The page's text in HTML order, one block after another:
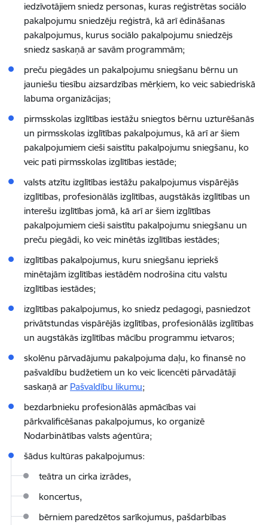
iedzīvotājiem sniedz personas, kuras reģistrētas sociālo
pakalpojumu sniedzēju reģistrā, kā arī ēdināšanas
pakalpojumus, kurus sociālo pakalpojumu sniedzējs
sniedz saskaņā ar savām programmām;
preču piegādes un pakalpojumu sniegšanu bērnu un
jauniešu tiesību aizsardzības mērķiem, ko veic sabiedriskā
labuma organizācijas;
pirmsskolas izglītības iestāžu sniegtos bērnu uzturēšanās
un pirmsskolas izglītības pakalpojumus, kā arī ar šiem
pakalpojumiem cieši saistītu pakalpojumu sniegšanu, ko
veic pati pirmsskolas izglītības iestāde;
valsts atzītu izglītības iestāžu pakalpojumus vispārējās
izglītības, profesionālās izglītības, augstākās izglītības un
interešu izglītības jomā, kā arī ar šiem izglītības
pakalpojumiem cieši saistītu pakalpojumu sniegšanu un
preču piegādi, ko veic minētās izglītības iestādes;
izglītības pakalpojumus, kuru sniegšanu iepriekš
minētajām izglītības iestādēm nodrošina citu valstu
izglītības iestādes;
izglītības pakalpojumus, ko sniedz pedagogi, pasniedzot
privātstundas vispārējās izglītības, profesionālās izglītības
un augstākās izglītības mācību programmu ietvaros;
skolēnu pārvadājumu pakalpojuma daļu, ko finansē no
pašvaldību budžetiem un ko veic licencēti pārvadātāji
saskaņā ar Pašvaldību likumu;
bezdarbnieku profesionālās apmācības vai
pārkvalificēšanas pakalpojumus, ko organizē
Nodarbinātības valsts aģentūra;
šādus kultūras pakalpojumus:
teātra un cirka izrādes,
koncertus,
bērniem paredzētos sarīkojumus, pašdarbības